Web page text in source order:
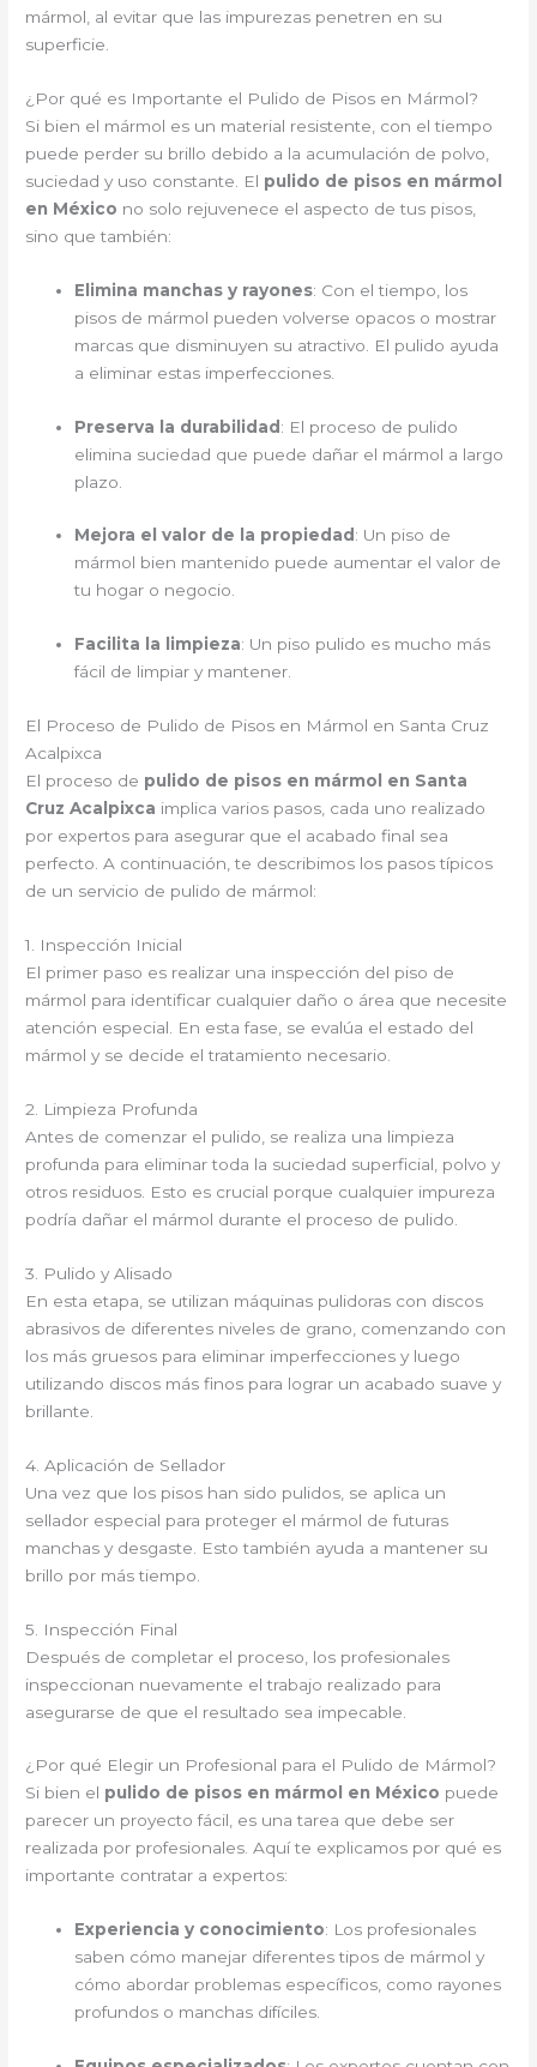
mármol, al evitar que las impurezas penetren en su
superficie.
¿Por qué es Importante el Pulido de Pisos en Mármol?
Si bien el mármol es un material resistente, con el tiempo
puede perder su brillo debido a la acumulación de polvo,
suciedad y uso constante. El pulido de pisos en mármol
en México no solo rejuvenece el aspecto de tus pisos,
sino que también:
Elimina manchas y rayones: Con el tiempo, los
pisos de mármol pueden volverse opacos o mostrar
marcas que disminuyen su atractivo. El pulido ayuda
a eliminar estas imperfecciones.
Preserva la durabilidad: El proceso de pulido
elimina suciedad que puede dañar el mármol a largo
plazo.
Mejora el valor de la propiedad : Un piso de
mármol bien mantenido puede aumentar el valor de
tu hogar o negocio.
Facilita la limpieza: Un piso pulido es mucho más
fácil de limpiar y mantener.
El Proceso de Pulido de Pisos en Mármol en Santa Cruz
Acalpixca
El proceso de pulido de pisos en mármol en Santa
Cruz Acalpixca implica varios pasos, cada uno realizado
por expertos para asegurar que el acabado final sea
perfecto. A continuación, te describimos los pasos típicos
de un servicio de pulido de mármol:
1. Inspección Inicial
El primer paso es realizar una inspección del piso de
mármol para identificar cualquier daño o área que necesite
atención especial. En esta fase, se evalúa el estado del
mármol y se decide el tratamiento necesario.
2. Limpieza Profunda
Antes de comenzar el pulido, se realiza una limpieza
profunda para eliminar toda la suciedad superficial, polvo y
otros residuos. Esto es crucial porque cualquier impureza
podría dañar el mármol durante el proceso de pulido.
3. Pulido y Alisado
En esta etapa, se utilizan máquinas pulidoras con discos
abrasivos de diferentes niveles de grano, comenzando con
los más gruesos para eliminar imperfecciones y luego
utilizando discos más finos para lograr un acabado suave y
brillante.
4. Aplicación de Sellador
Una vez que los pisos han sido pulidos, se aplica un
sellador especial para proteger el mármol de futuras
manchas y desgaste. Esto también ayuda a mantener su
brillo por más tiempo.
5. Inspección Final
Después de completar el proceso, los profesionales
inspeccionan nuevamente el trabajo realizado para
asegurarse de que el resultado sea impecable.
¿Por qué Elegir un Profesional para el Pulido de Mármol?
Si bien el pulido de pisos en mármol en México puede
parecer un proyecto fácil, es una tarea que debe ser
realizada por profesionales. Aquí te explicamos por qué es
importante contratar a expertos:
Experiencia y conocimiento: Los profesionales
saben cómo manejar diferentes tipos de mármol y
cómo abordar problemas específicos, como rayones
profundos o manchas difíciles.